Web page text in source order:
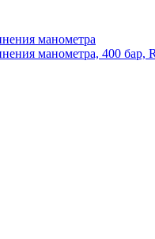
манометра
манометра, 400 бар,